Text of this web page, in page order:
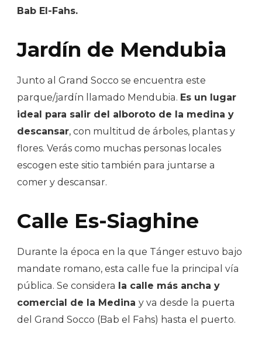
Bab El-Fahs.
Jardín de Mendubia
Junto al Grand Socco se encuentra este
parque/jardín llamado Mendubia. Es un lugar
ideal para salir del alboroto de la medina y
descansar, con multitud de árboles, plantas y
flores. Verás como muchas personas locales
escogen este sitio también para juntarse a
comer y descansar.
Calle Es-Siaghine
Durante la época en la que Tánger estuvo bajo
mandate romano, esta calle fue la principal vía
pública. Se considera
la calle más ancha y
comercial de la Medina y va desde la puerta
del Grand Socco (Bab el Fahs) hasta el puerto.